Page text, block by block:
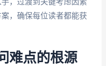
，过渡到关键考虑因素
，确保每位读者都能获
难点的根源